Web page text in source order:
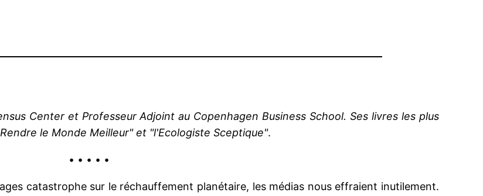
Center et Professeur Adjoint au Copenhagen Business School. Ses livres les plus
le Monde Meilleur" et "l'Ecologiste Sceptique".
• • • • •
catastrophe sur le réchauffement planétaire, les médias nous effraient inutilement.